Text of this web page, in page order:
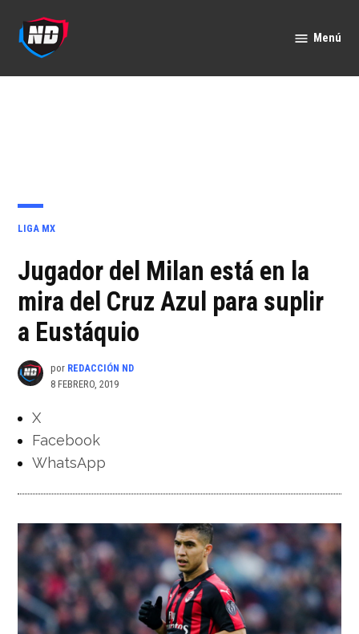
contenido
Menú
PUBLICADO
LIGA MX
Jugador del Milan está en la
mira del Cruz Azul para suplir
a Eustáquio
por REDACCIÓN ND
8 FEBRERO, 2019
X
Facebook
WhatsApp